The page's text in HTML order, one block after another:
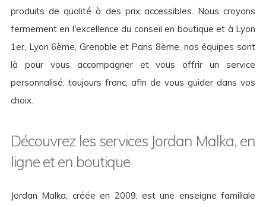
produits de qualité à des prix accessibles. Nous croyons
fermement en l'excellence du conseil en boutique et à Lyon
1er, Lyon 6ème, Grenoble et Paris 8ème, nos équipes sont
là pour vous accompagner et vous offrir un service
personnalisé, toujours franc, afin de vous guider dans vos
choix.
Découvrez les services Jordan Malka, en
ligne et en boutique
Jordan Malka, créée en 2009, est une enseigne familiale